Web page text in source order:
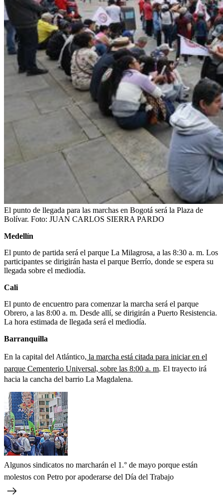
El punto de llegada para las marchas en Bogotá será la Plaza de
Bolívar. Foto: JUAN CARLOS SIERRA PARDO
Medellín
El punto de partida será el parque La Milagrosa, a las 8:30 a. m. Los
participantes se dirigirán hasta el parque Berrío, donde se espera su
llegada sobre el mediodía.
Cali
El punto de encuentro para comenzar la marcha será el parque
Obrero, a las 8:00 a. m. Desde allí, se dirigirán a Puerto Resistencia.
La hora estimada de llegada será el mediodía.
Barranquilla
En la capital del Atlántico, la marcha está citada para iniciar en el
parque Cementerio Universal, sobre las 8:00 a. m. El trayecto irá
hacia la cancha del barrio La Magdalena.
Algunos sindicatos no marcharán el 1.° de mayo porque están
molestos con Petro por apoderarse del Día del Trabajo